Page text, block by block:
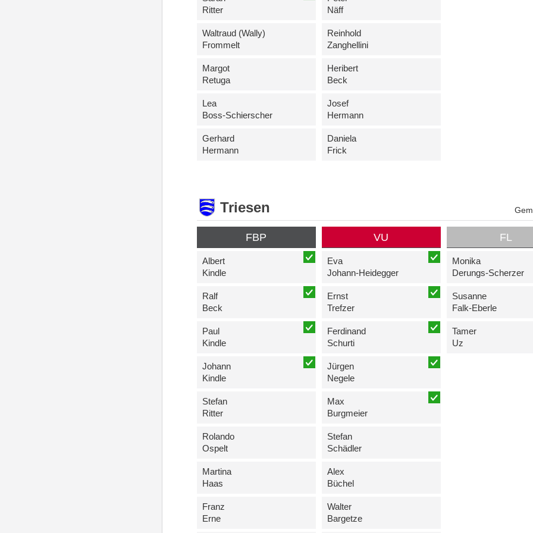
Ritter
Waltraud (Wally)
Frommelt
Margot
Retuga
Lea
Boss-Schierscher
Gerhard
Hermann
Näff
Reinhold
Zanghellini
Heribert
Beck
Josef
Hermann
Daniela
Frick
Triesen
FBP
Albert
Kindle
Ralf
Beck
Paul
Kindle
Johann
Kindle
Stefan
Ritter
Rolando
Ospelt
Martina
Haas
Franz
Erne
VU
Eva
Johann-Heidegger
Ernst
Trefzer
Ferdinand
Schurti
Jürgen
Negele
Max
Burgmeier
Stefan
Schädler
Alex
Büchel
Walter
Bargetze
FL
Monika
Derungs-Scherzer
Susanne
Falk-Eberle
Tamer
Uz